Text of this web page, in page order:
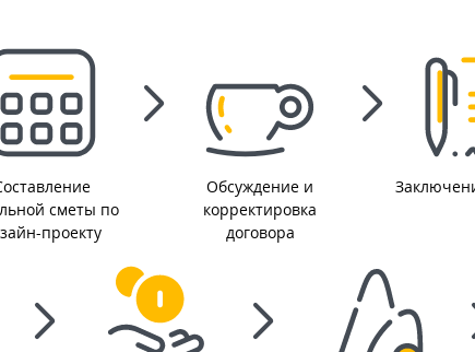
сметы по
проекту
Обсуждение и
корректировка
договора